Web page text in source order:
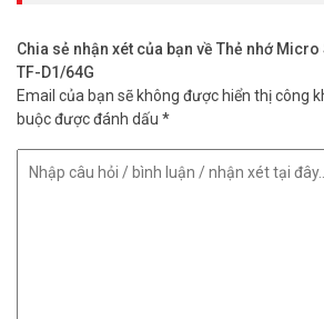
– Xuất xứ thương hiệu: Trung Quốc
Thẻ nhớ HIKSEMI HS-TF-D1/64G mang
độ bền vượt trội. Lưu giữ mọi khoảnh khắc
9259 hoặc truy cập vuhoangtelecom.vn
đãi hôm nay. Tham khảo thêm
Vuhoangtelecomnhé.
Chia sẻ nhận xét của bạn về Thẻ nhớ Micro
TF-D1/64G
Email của bạn sẽ không được hiển thị công
buộc được đánh dấu *